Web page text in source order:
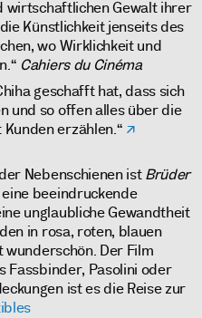
wirtschaftlichen Gewalt ihrer
Künstlichkeit jenseits des
wo Wirklichkeit und
Cahiers du Cinéma
geschafft hat, dass sich
und so offen alles über die
erzählen.“
Nebenschienen istBrüder
beeindruckende
unglaubliche Gewandtheit
in rosa, roten, blauen
Der Film
Fassbinder, Pasolini oder
ist es die Reise zur